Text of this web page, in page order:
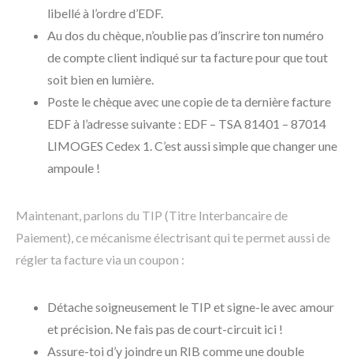
libellé à l’ordre d’EDF.
Au dos du chèque, n’oublie pas d’inscrire ton numéro
de compte client indiqué sur ta facture pour que tout
soit bien en lumière.
Poste le chèque avec une copie de ta dernière facture
EDF à l’adresse suivante : EDF – TSA 81401 – 87014
LIMOGES Cedex 1. C’est aussi simple que changer une
ampoule !
Maintenant, parlons du TIP (Titre Interbancaire de
Paiement), ce mécanisme électrisant qui te permet aussi de
régler ta facture via un coupon :
Détache soigneusement le TIP et signe-le avec amour
et précision. Ne fais pas de court-circuit ici !
Assure-toi d’y joindre un RIB comme une double